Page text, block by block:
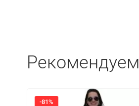
Рекомендуем
-81%